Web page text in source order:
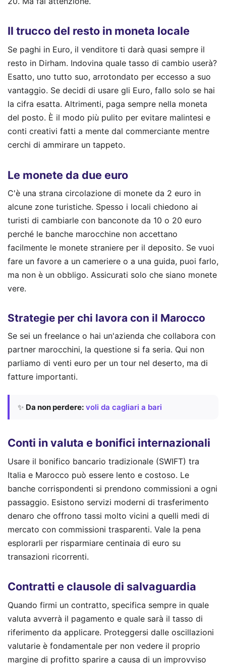
Il trucco del resto in moneta locale
Se paghi in Euro, il venditore ti darà quasi sempre il
resto in Dirham. Indovina quale tasso di cambio userà?
Esatto, uno tutto suo, arrotondato per eccesso a suo
vantaggio. Se decidi di usare gli Euro, fallo solo se hai
la cifra esatta. Altrimenti, paga sempre nella moneta
del posto. È il modo più pulito per evitare malintesi e
conti creativi fatti a mente dal commerciante mentre
cerchi di ammirare un tappeto.
Le monete da due euro
C'è una strana circolazione di monete da 2 euro in
alcune zone turistiche. Spesso i locali chiedono ai
turisti di cambiarle con banconote da 10 o 20 euro
perché le banche marocchine non accettano
facilmente le monete straniere per il deposito. Se vuoi
fare un favore a un cameriere o a una guida, puoi farlo,
ma non è un obbligo. Assicurati solo che siano monete
vere.
Strategie per chi lavora con il Marocco
Se sei un freelance o hai un'azienda che collabora con
partner marocchini, la questione si fa seria. Qui non
parliamo di venti euro per un tour nel deserto, ma di
fatture importanti.
✨ Da non perdere: voli da cagliari a bari
Conti in valuta e bonifici internazionali
Usare il bonifico bancario tradizionale (SWIFT) tra
Italia e Marocco può essere lento e costoso. Le
banche corrispondenti si prendono commissioni a ogni
passaggio. Esistono servizi moderni di trasferimento
denaro che offrono tassi molto vicini a quelli medi di
mercato con commissioni trasparenti. Vale la pena
esplorarli per risparmiare centinaia di euro su
transazioni ricorrenti.
Contratti e clausole di salvaguardia
Quando firmi un contratto, specifica sempre in quale
valuta avverrà il pagamento e quale sarà il tasso di
riferimento da applicare. Proteggersi dalle oscillazioni
valutarie è fondamentale per non vedere il proprio
margine di profitto sparire a causa di un improvviso